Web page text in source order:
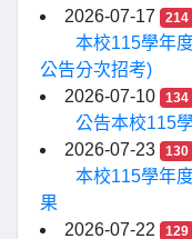
2026-07-17
214
本校115學年
公告分次招考)
2026-07-10
134
公告本校115
2026-07-23
130
本校115學年
果
2026-07-22
129